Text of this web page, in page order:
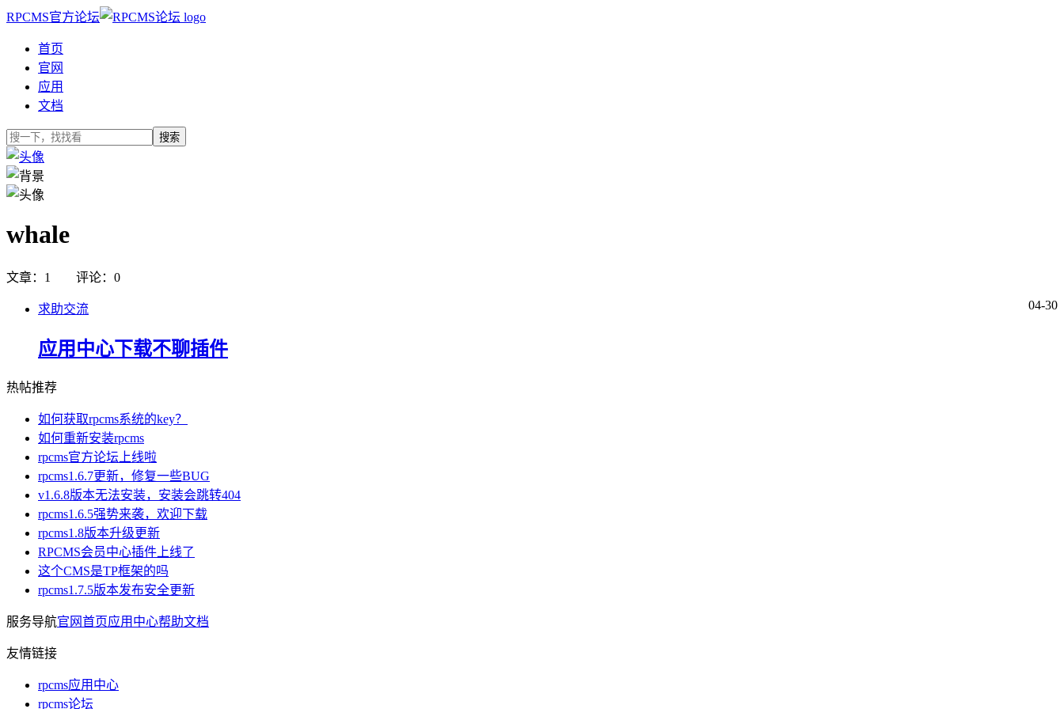
RPCMS官方论坛
首页
官网
应用
文档
搜索
whale
文章：1 评论：0
04-30
求助交流
应用中心下载不聊插件
热帖推荐
如何获取rpcms系统的key？
如何重新安装rpcms
rpcms官方论坛上线啦
rpcms1.6.7更新，修复一些BUG
v1.6.8版本无法安装，安装会跳转404
rpcms1.6.5强势来袭，欢迎下载
rpcms1.8版本升级更新
RPCMS会员中心插件上线了
这个CMS是TP框架的吗
rpcms1.7.5版本发布安全更新
服务导航官网首页应用中心帮助文档
友情链接
rpcms应用中心
rpcms论坛